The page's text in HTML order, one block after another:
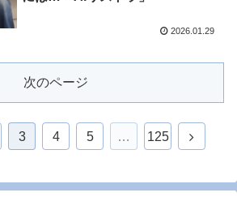
2026.01.29
次のページ
3 4 5 … 125